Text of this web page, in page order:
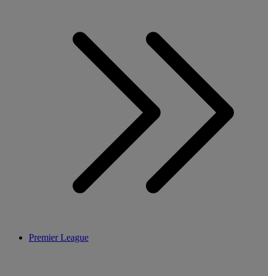
Premier League